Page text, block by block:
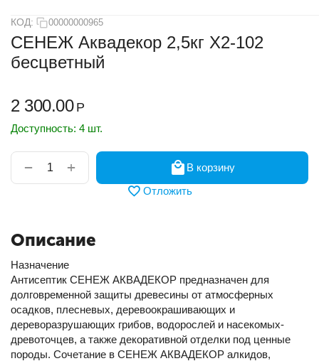
КОД: 00000000965
СЕНЕЖ Аквадекор 2,5кг Х2-102
бесцветный
2 300.00 Р
Доступность: 4 шт.
+
−
В корзину
Отложить
Описание
Назначение
Антисептик СЕНЕЖ АКВАДЕКОР предназначен для
долговременной защиты древесины от атмосферных
осадков, плесневых, деревоокрашивающих и
дереворазрушающих грибов, водорослей и насекомых-
древоточцев, а также декоративной отделки под ценные
породы. Сочетание в СЕНЕЖ АКВАДЕКОР алкидов,